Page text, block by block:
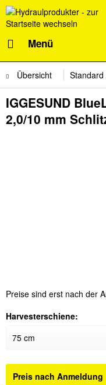
Menü
Übersicht
IGGESUND
2,0/10 mm
Preise sind erst nach der
Harvesterschiene:
Preis nach Anmeldung